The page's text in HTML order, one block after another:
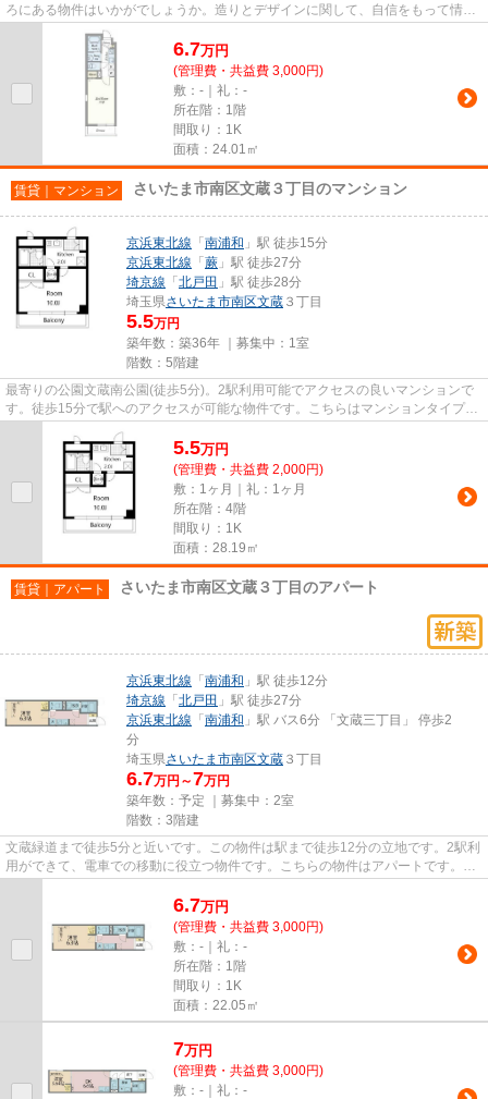
ろにある物件はいかがでしょうか。造りとデザインに関して、自信をもって情報
を提供できるマンションです...
6.7万円
(管理費・共益費 3,000円)
敷：-｜礼：-
所在階：1階
間取り：1K
面積：24.01㎡
賃貸｜マンション さいたま市南区文蔵３丁目のマンション
京浜東北線 「 南浦和 」駅 徒歩15分
京浜東北線 「 蕨 」駅 徒歩27分
埼京線 「 北戸田 」駅 徒歩28分
埼玉県さいたま市南区文蔵 ３丁目
5.5万円
築年数：築36年 ｜募集中： 1室
階数：5階建
最寄りの公園文蔵南公園(徒歩5分)。2駅利用可能でアクセスの良いマンションで
す。徒歩15分で駅へのアクセスが可能な物件です。こちらはマンションタイプに
5.5万円
(管理費・共益費 2,000円)
敷：1ヶ月｜礼：1ヶ月
所在階：4階
間取り：1K
面積：28.19㎡
賃貸｜アパート さいたま市南区文蔵３丁目のアパート
京浜東北線 「 南浦和 」駅 徒歩12分
埼京線 「 北戸田 」駅 徒歩27分
京浜東北線 「 南浦和 」駅 バス6分 「文蔵三丁目」 停歩2
分
埼玉県さいたま市南区文蔵 ３丁目
6.7万円～7万円
築年数：予定 ｜募集中： 2室
階数：3階建
文蔵緑道まで徒歩5分と近いです。この物件は駅まで徒歩12分の立地です。2駅利
用ができて、電車での移動に役立つ物件です。こちらの物件はアパートです。当
6.7万円
(管理費・共益費 3,000円)
敷：-｜礼：-
所在階：1階
間取り：1K
面積：22.05㎡
7万円
(管理費・共益費 3,000円)
敷：-｜礼：-